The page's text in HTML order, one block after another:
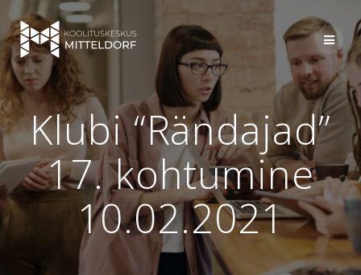
Skip
to
content
Klubi “Rändajad”
17. kohtumine
10.02.2021